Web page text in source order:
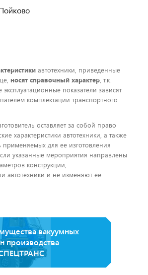
автотехники, приведенные
носят справочный характер, т.к.
показатели зависят
комплектации транспортного
оставляет за собой право
характеристики автотехники, а также
применяемых для ее изготовления
указанные мероприятия направлены
конструкции,
автотехники и не изменяют ее
вакуумных
производства